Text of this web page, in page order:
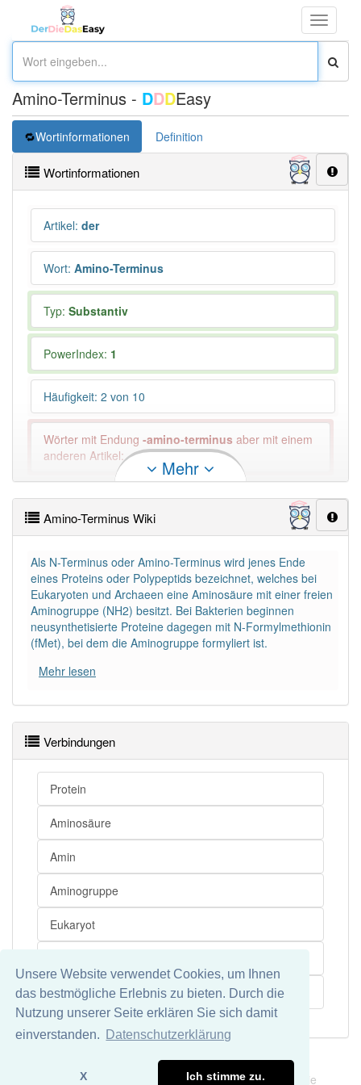
Unsere Website verwendet Cookies, um Ihnen
das bestmögliche Erlebnis zu bieten. Durch die
Nutzung unserer Seite erklären Sie sich damit
einverstanden.
Datenschutzerklärung
X Ich stimme zu.
Toggle
Amino-Terminus - DDDEasy
Wortinformationen Definition
Wortinformationen
Artikel: der
Wort: Amino-Terminus
Typ: Substantiv
PowerIndex: 1
Häufigkeit: 2 von 10
Wörter mit Endung -amino-terminus aber mit einem
anderen Artikel: -1
84% unserer Spielapp-Nutzer haben den Artikel
korrekt erraten.
Mehr
Amino-Terminus Wiki
Als N-Terminus oder Amino-Terminus wird jenes Ende
eines Proteins oder Polypeptids bezeichnet, welches bei
Eukaryoten und Archaeen eine Aminosäure mit einer freien
Aminogruppe (NH2) besitzt. Bei Bakterien beginnen
neusynthetisierte Proteine dagegen mit N-Formylmethionin
(fMet), bei dem die Aminogruppe formyliert ist.
Mehr lesen
Verbindungen
Protein
Aminosäure
Amin
Aminogruppe
Eukaryot
Polypeptid
Datenschutz
Wir übernehmen keine Garantie und keine Haftung für die